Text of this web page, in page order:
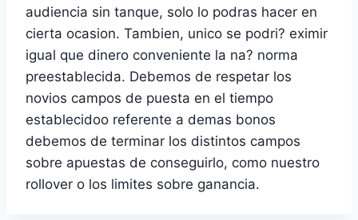
audiencia sin tanque, solo lo podras hacer en
cierta ocasion. Tambien, unico se podri? eximir
igual que dinero conveniente la na? norma
preestablecida. Debemos de respetar los
novios campos de puesta en el tiempo
establecidoo referente a demas bonos
debemos de terminar los distintos campos
sobre apuestas de conseguirlo, como nuestro
rollover o los limites sobre ganancia.